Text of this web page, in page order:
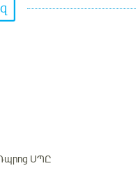
ՍՊԸ